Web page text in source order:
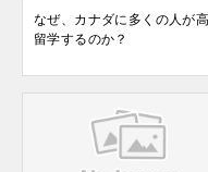
なぜ、カナダに多くの人が
留学するのか？